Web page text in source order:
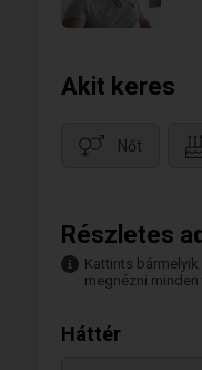
Akit keres
Nőt
Részletes
Kattints
megnézni
Háttér